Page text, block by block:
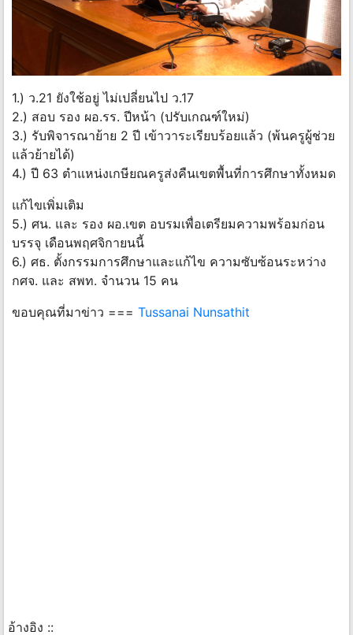
1.) ว.21 ยังใช้อยู่ ไม่เปลี่ยนไป ว.17
2.) สอบ รอง ผอ.รร. ปีหน้า (ปรับเกณฑ์ใหม่)
3.) รับพิจารณาย้าย 2 ปี เข้าวาระเรียบร้อยแล้ว (พ้นครูผู้ช่วย
แล้วย้ายได้)
4.) ปี 63 ตำแหน่งเกษียณครูส่งคืนเขตพื้นที่การศึกษาทั้งหมด
แก้ไขเพิ่มเติม
5.) ศน. และ รอง ผอ.เขต อบรมเพื่อเตรียมความพร้อมก่อน
บรรจุ เดือนพฤศจิกายนนี้
6.) ศธ. ตั้งกรรมการศึกษาและแก้ไข ความซับซ้อนระหว่าง
กศจ. และ สพท. จำนวน 15 คน
ขอบคุณที่มาข่าว === Tussanai Nunsathit
อ้างอิง ::